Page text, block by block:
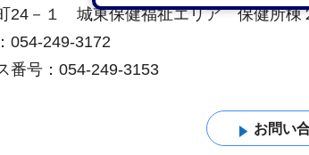
24－１ 城東保健福祉エリア 保健所棟
054-249-3172
番号：054-249-3153